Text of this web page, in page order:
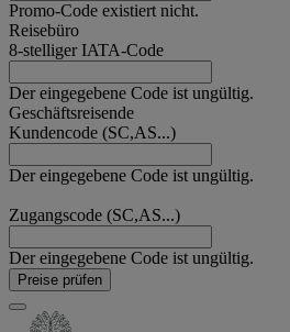
Promo-Code existiert nicht.
Reisebüro
8-stelliger IATA-Code
Der eingegebene Code ist ungültig.
Geschäftsreisende
Kundencode (SC,AS...)
Der eingegebene Code ist ungültig.
Zugangscode (SC,AS...)
Der eingegebene Code ist ungültig.
Preise prüfen